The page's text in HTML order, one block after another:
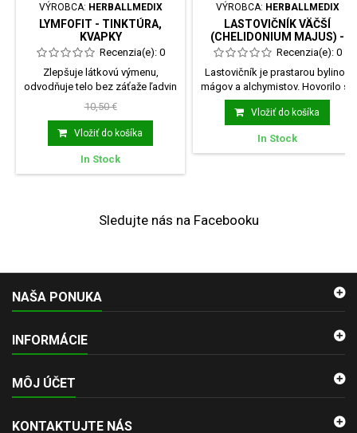
VÝROBCA: HERBALLMEDIX
LYMFOFIT - TINKTÚRA,
KVAPKY
Recenzia(e): 0
Zlepšuje látkovú výmenu,
odvodňuje telo bez záťaže ľadvin
podporuje odvod...
10,50 €
Vložiť do košíka
In Stock
VÝROBCA: HERBALLMEDIX
LASTOVIČNÍK VÄČŠÍ
(CHELIDONIUM MAJUS) -
TINKTÚRARecenzia(e): 0
Lastovičník je prastarou bylinou
mágov a alchymistov. Hovorilo sa
mu Bylina...
Vložiť do košíka
In Stock
Sledujte nás na Facebooku
NAŠA PONUKA
INFORMÁCIE
MÔJ ÚČET
KONTAKTUJTE NÁS